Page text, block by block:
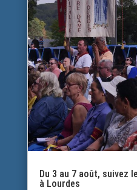
Du 3 au 7 août, suivez
à Lourdes